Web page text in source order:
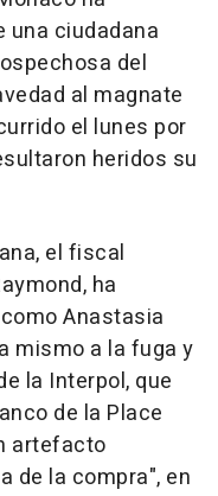
una ciudadana
del
al magnate
el lunes por
heridos su
el fiscal
ha
Anastasia
mismo a la fuga y
la Interpol, que
de la Place
artefacto
de la compra", en